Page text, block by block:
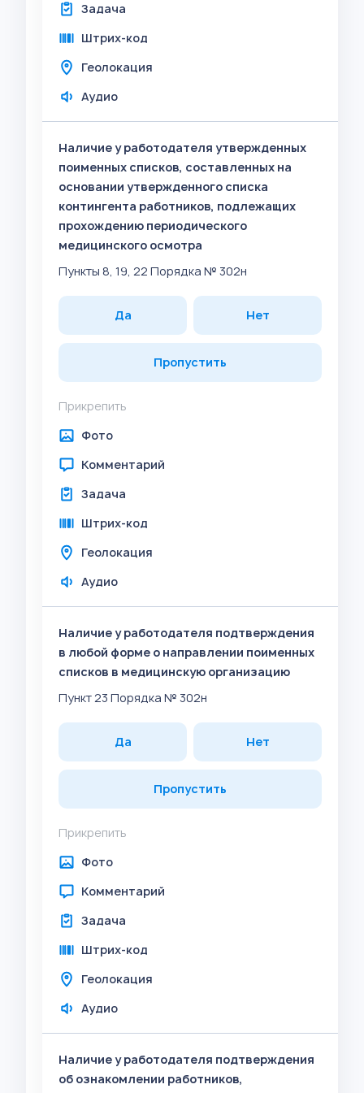
Задача
Штрих-код
Геолокация
Аудио
Наличие у работодателя утвержденных
поименных списков, составленных на
основании утвержденного списка
контингента работников, подлежащих
прохождению периодического
медицинского осмотра
Пункты 8, 19, 22 Порядка № 302н
Да Нет
Пропустить
Прикрепить
Фото
Комментарий
Задача
Штрих-код
Геолокация
Аудио
Наличие у работодателя подтверждения
в любой форме о направлении поименных
списков в медицинскую организацию
Пункт 23 Порядка № 302н
Да Нет
Пропустить
Прикрепить
Фото
Комментарий
Задача
Штрих-код
Геолокация
Аудио
Наличие у работодателя подтверждения
об ознакомлении работников,